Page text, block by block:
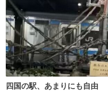
四国の駅、あまりにも自由